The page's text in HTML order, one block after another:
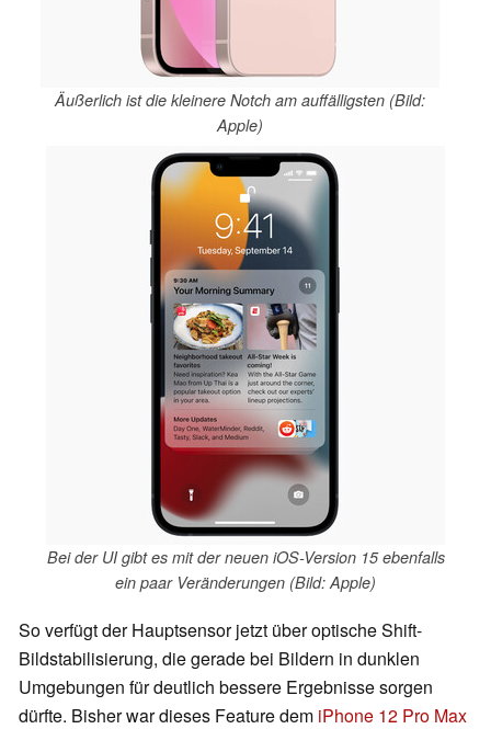
Äußerlich ist die kleinere Notch am auffälligsten (Bild:
Apple)
Bei der UI gibt es mit der neuen iOS-Version 15 ebenfalls
ein paar Veränderungen (Bild: Apple)
So verfügt der Hauptsensor jetzt über optische Shift-
Bildstabilisierung, die gerade bei Bildern in dunklen
Umgebungen für deutlich bessere Ergebnisse sorgen
dürfte. Bisher war dieses Feature dem iPhone 12 Pro Max